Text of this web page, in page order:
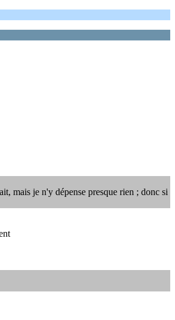
mais je n'y dépense presque rien ; donc si